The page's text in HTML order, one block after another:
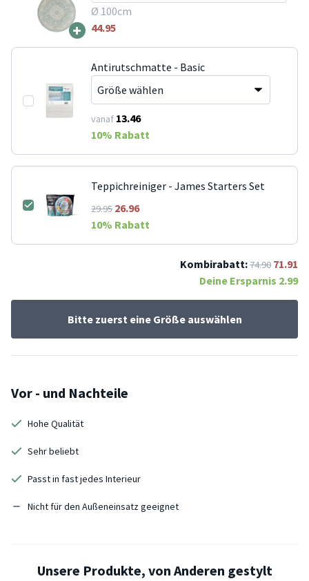
+
Ø 100cm
44.95
Antirutschmatte - Basic
vanaf 13.46
10% Rabatt
Teppichreiniger - James Starters Set
29.9526.96
10% Rabatt
Kombirabatt:74.90 71.91
Deine Ersparnis 2.99
Bitte zuerst eine Größe auswählen
Vor - und Nachteile
Hohe Qualität
Sehr beliebt
Passt in fast jedes Interieur
Nicht für den Außeneinsatz geeignet
Unsere Produkte, von Anderen gestylt